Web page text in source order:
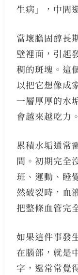
生病」，中間
當壞膽固醇長
壁裡面，引起
稠的斑塊。這
以把它想像成
一層厚厚的水
會越來越吃力。
累積水垢通常
間。初期完全
班、運動、睡
然破裂時，血
把整條血管完
如果這件事發
在腦部，就是
字，還常常覺